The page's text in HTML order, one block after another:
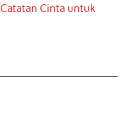
Cinta untuk